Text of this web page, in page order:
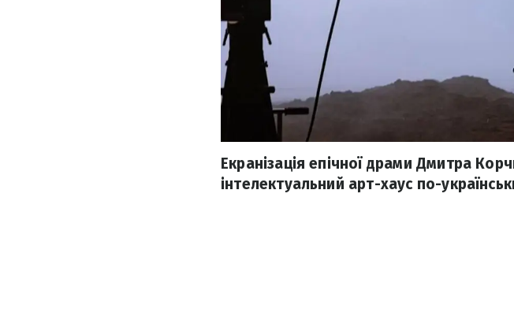
Екранізація епічної драми Дмитра
інтелектуальний арт-хаус по-